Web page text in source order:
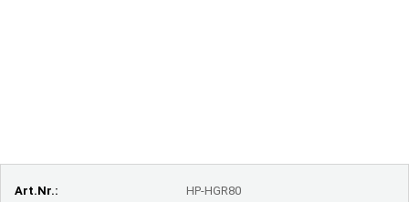
Art.Nr.:
HP-HGR80